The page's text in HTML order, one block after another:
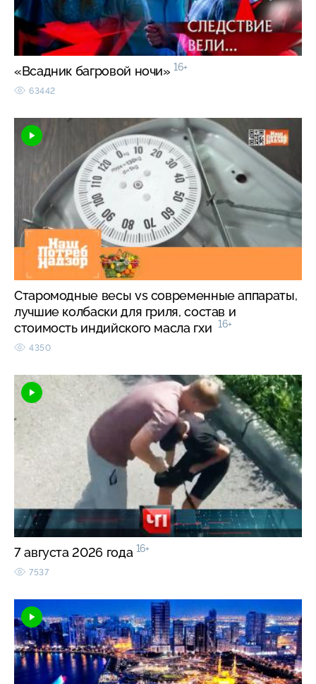
«Всадник багровой ночи» 16+
63442
Старомодные весы vs современные аппараты,
лучшие колбаски для гриля, состав и
стоимость индийского масла гхи 16+
4350
7 августа 2026 года 16+
7537